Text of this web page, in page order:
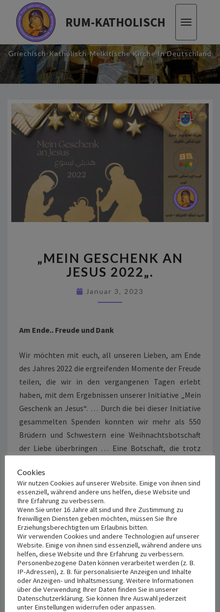
RUM-KATHOLISCH
Toggle
RUM-KATHOLISCH
Griechisch-Katholisch-Melkitische Kirche In Deutschland
GESCHENK
AN
JESUS
2022 „.
„MEIN GESCHENK AN
JESUS 2022„.
Januar 3, 2023
Am Ende.. Freude und Dank
Wir möchten mit euch, all unseren Lieben, am Ende
des Jahres 2022 die ergreifenden Momente der Freude
teilen, die wir in den vergangenen Tagen erlebt
haben, mit dem Ergebnissen unserer Initiative „Mein
Geschenk an Jesus“. … Durch die bei dieser Initiative
gesammelten Spenden konnten wir mehr als 550
Brüdern und Schwestern eine Weihnachtsbotschaft
der Liebe überbringen … Eine Botschaft, die trotz
zu erfreuen wenn sie das Gefühl hatten, dass sich
jemand auf dieser Welt an den Feiertag an sie erinnert
hatte, selbst mit einer einfachen Geste …
Nachdem diese Initiative ihr Ziel erreicht hat, können
wir nicht umhin, zuerst dem Herrn, unserem Gott, zu
danken, der uns seine himmlischen Segnungen
schenkt und unser Leben mit Glauben, Liebe und
Hoffnung erfüllt, von ihm allein die Quelle der Liebe,
Freude und Friede, und durch Ihn allein Heil und
Leben…
Cookies
Wir nutzen Cookies auf unserer Website. Einige von ihnen sind
essenziell, während andere uns helfen, diese Website und
Ihre Erfahrung zu verbessern.
Wenn Sie unter 16 Jahre alt sind und Ihre Zustimmung zu
freiwilligen Diensten geben möchten, müssen Sie Ihre
Erziehungsberechtigten um Erlaubnis bitten.
Wir verwenden Cookies und andere Technologien auf unserer
Website. Einige von ihnen sind essenziell, während andere uns
helfen, diese Website und Ihre Erfahrung zu verbessern.
Personenbezogene Daten können verarbeitet werden (z. B.
IP-Adressen), z. B. für personalisierte Anzeigen und Inhalte
oder Anzeigen- und Inhaltsmessung. Weitere Informationen
über die Verwendung Ihrer Daten finden Sie in unserer
Datenschutzerklärung. Sie können Ihre Auswahl jederzeit
unter Einstellungen widerrufen oder anpassen.